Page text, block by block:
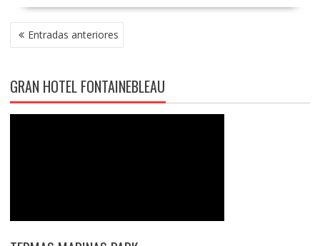
NAVEGACIÓN
DE Entradas anteriores
GRAN HOTEL FONTAINEBLEAU